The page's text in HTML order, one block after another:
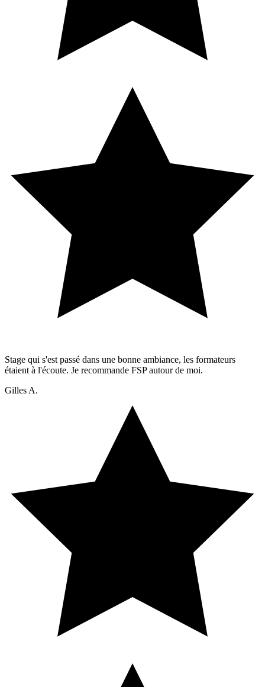
Stage qui s'est passé dans une bonne ambiance, les formateurs
étaient à l'écoute. Je recommande FSP autour de moi.
Gilles A.